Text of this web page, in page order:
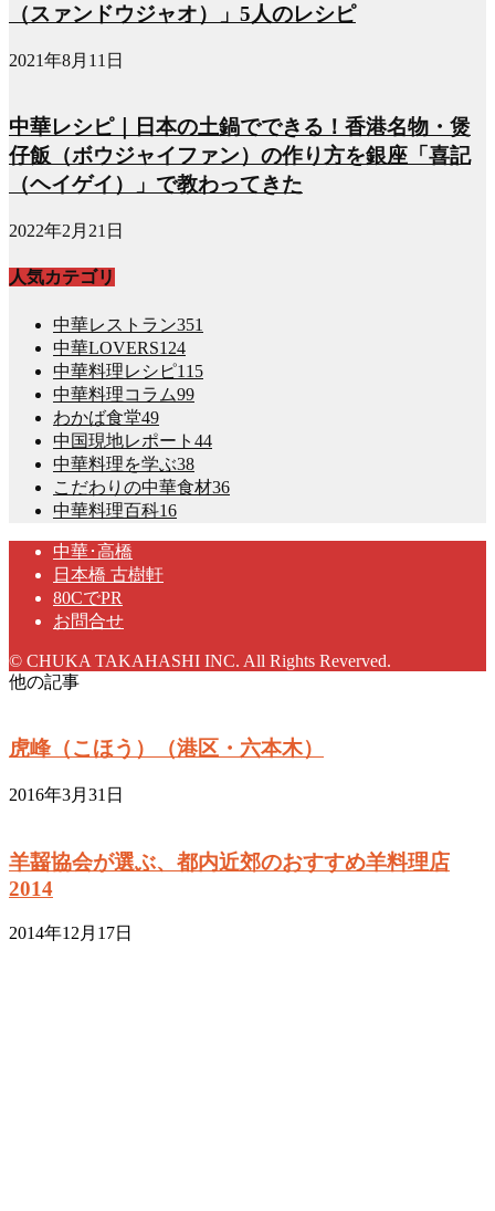
（スァンドウジャオ）」5人のレシピ
2021年8月11日
中華レシピ｜日本の土鍋でできる！香港名物・煲
仔飯（ボウジャイファン）の作り方を銀座「喜記
（ヘイゲイ）」で教わってきた
2022年2月21日
人気カテゴリ
中華レストラン351
中華LOVERS124
中華料理レシピ115
中華料理コラム99
わかば食堂49
中国現地レポート 44
中華料理を学ぶ38
こだわりの中華食材36
中華料理百科16
中華･高橋
日本橋 古樹軒
80CでPR
お問合せ
© CHUKA TAKAHASHI INC. All Rights Reverved.
他の記事
虎峰（こほう）（港区・六本木）
2016年3月31日
羊齧協会が選ぶ、都内近郊のおすすめ羊料理店
2014
2014年12月17日